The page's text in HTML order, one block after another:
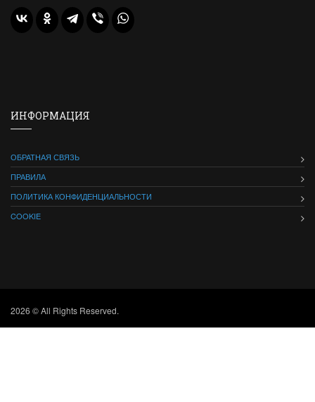
ИНФОРМАЦИЯ
ОБРАТНАЯ СВЯЗЬ
ПРАВИЛА
ПОЛИТИКА КОНФИДЕНЦИАЛЬНОСТИ
COOKIE
2026 © All Rights Reserved.